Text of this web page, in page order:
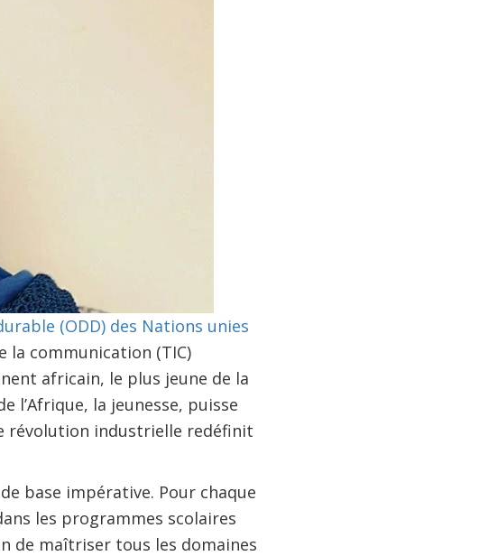
(ODD) des Nations unies
communication (TIC)
africain, le plus jeune de la
l’Afrique, la jeunesse, puisse
révolution industrielle redéfinit
base impérative. Pour chaque
les programmes scolaires
de maîtriser tous les domaines